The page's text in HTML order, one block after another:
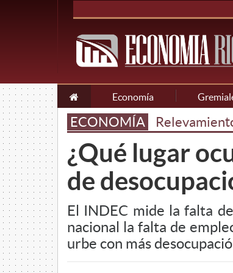
Economía
ECONOMÍA
¿Qué lugar
de
El INDEC mide la falta
nacional la falta de
urbe con más